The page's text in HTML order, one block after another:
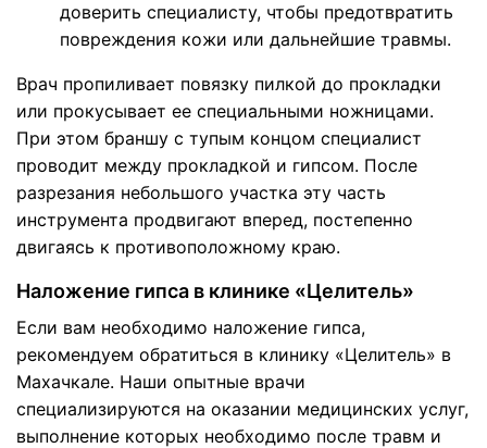
доверить специалисту, чтобы предотвратить
повреждения кожи или дальнейшие травмы.
Врач пропиливает повязку пилкой до прокладки
или прокусывает ее специальными ножницами.
При этом браншу с тупым концом специалист
проводит между прокладкой и гипсом. После
разрезания небольшого участка эту часть
инструмента продвигают вперед, постепенно
двигаясь к противоположному краю.
Наложение гипса в клинике «Целитель»
Если вам необходимо наложение гипса,
рекомендуем обратиться в клинику «Целитель» в
Махачкале. Наши опытные врачи
специализируются на оказании медицинских услуг,
выполнение которых необходимо после травм и